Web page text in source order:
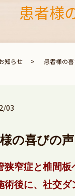
患者様
知らせ 患者様の
03
の喜びの
狭窄症と椎間板
術後に、社交ダ